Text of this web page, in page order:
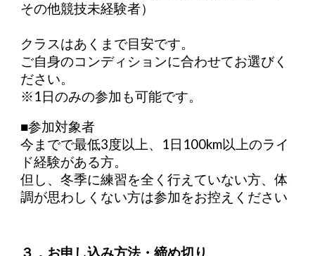
その他競技未経験者）
クラスはあくまで目安です。
ご自身のコンディションに合わせてお選びく
ださい。
※1日のみの参加も可能です。
■参加対象者
今までで最低3度以上、1日100km以上のライ
ド経験がある方。
但し、冬季に練習を全く行えていない方、体
調が思わしくない方は参加をお控えください
３．お申し込み方法・締め切り